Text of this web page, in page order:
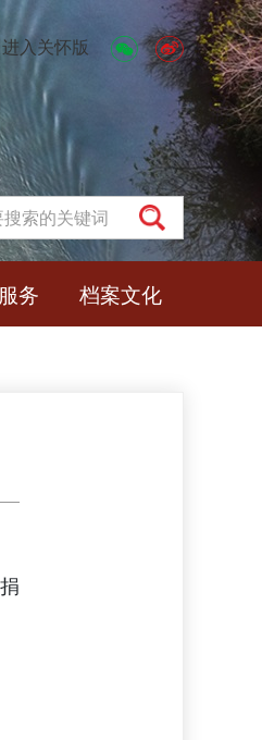
进入关怀版
务 档案文化